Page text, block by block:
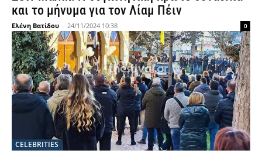
και το μήνυμα για τον Λίαμ Πέιν
Ελένη Βατίδου - 24/11/2024 10:38 0
CELEBRITIES